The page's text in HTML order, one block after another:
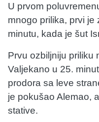
U prvom
mnogo prilika, prvi je
minutu, kada je šut
Prvu ozbiljniju priliku
Valjekano u 25.
prodora sa leve
je pokušao Alemao,
stative.